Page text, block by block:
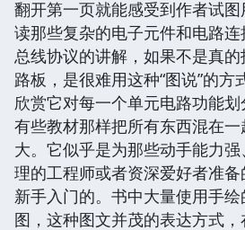
翻开第一页就能感受到作者试
读那些复杂的电子元件和电路
总线协议的讲解，如果不是真
路板，是很难用这种“图说”的方
欣赏它对每一个单元电路功能
有些教材那样把所有东西混在
大。它似乎是为那些动手能力
理的工程师或者资深爱好者准
新手入门的。书中大量使用手
图，这种图文并茂的表达方式